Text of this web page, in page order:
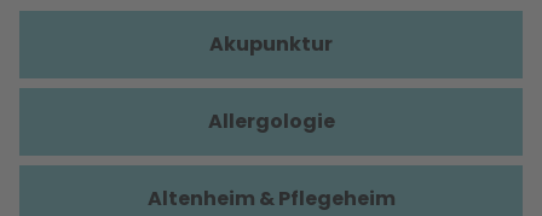
Akupunktur
Allergologie
Altenheim & Pflegeheim